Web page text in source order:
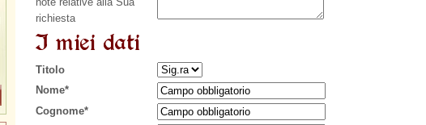
richiesta
I miei dati
Titolo
Nome*
Cognome*